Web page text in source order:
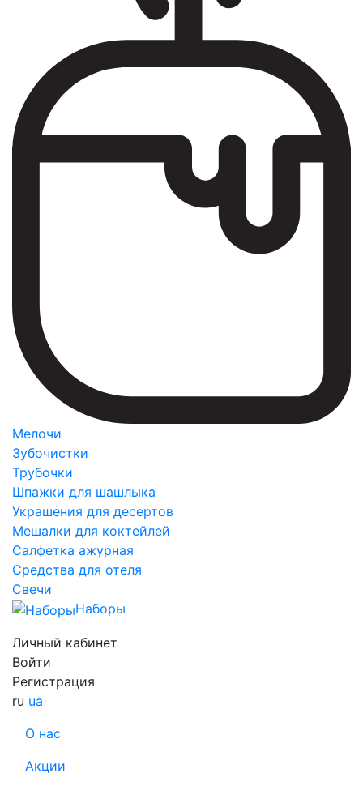
Мелочи
Зубочистки
Трубочки
Шпажки для шашлыка
Украшения для десертов
Мешалки для коктейлей
Салфетка ажурная
Средства для отеля
Свечи
Наборы
Личный кабинет
Войти
Регистрация
ru ua
О нас
Акции